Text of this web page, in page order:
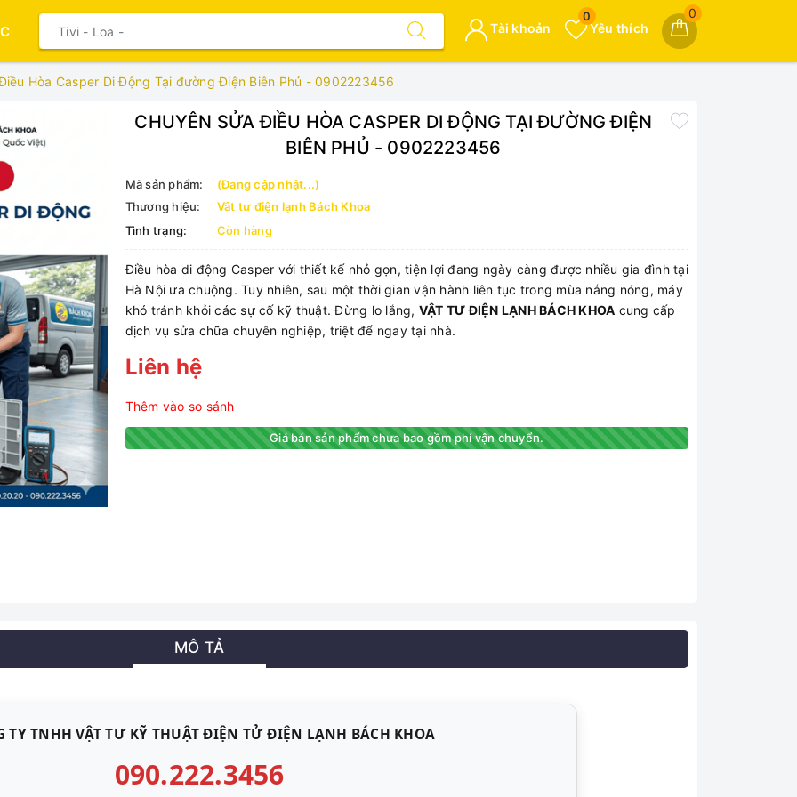
0
Yêu thích
0
Tài khoản
Hòa Casper Di Động Tại đường Điện Biên Phủ - 0902223456
CHUYÊN SỬA ĐIỀU HÒA CASPER DI ĐỘNG TẠI ĐƯỜNG ĐIỆN
BIÊN PHỦ - 0902223456
Mã sản phẩm:
(Đang cập nhật...)
Thương hiệu:
Vât tư điện lạnh Bách Khoa
Tình trạng:
Còn hàng
Điều hòa di động Casper với thiết kế nhỏ gọn, tiện lợi đang ngày càng được nhiều gia đình tại
Hà Nội ưa chuộng. Tuy nhiên, sau một thời gian vận hành liên tục trong mùa nắng nóng, máy
khó tránh khỏi các sự cố kỹ thuật. Đừng lo lắng, VẬT TƯ ĐIỆN LẠNH BÁCH KHOA cung cấp
dịch vụ sửa chữa chuyên nghiệp, triệt để ngay tại nhà.
Liên hệ
Thêm vào so sánh
Giá bán sản phẩm chưa bao gồm phí vận chuyển.
MÔ TẢ
TY TNHH VẬT TƯ KỸ THUẬT ĐIỆN TỬ ĐIỆN LẠNH BÁCH KHOA
090.222.3456